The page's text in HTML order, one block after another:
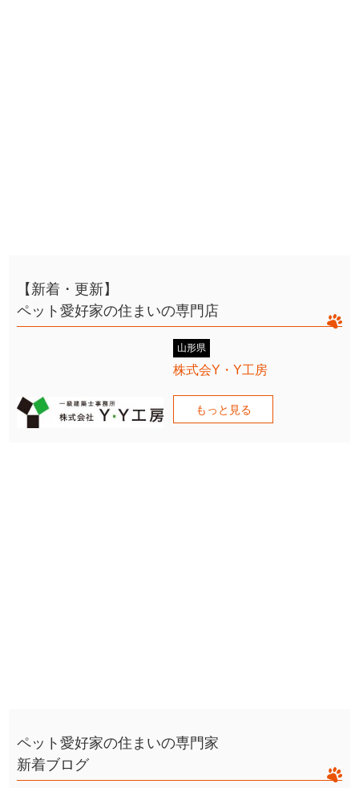
【新着・更新】
ペット愛好家の住まいの専門店
山形県
株式会Y・Y工房
もっと見る
ペット愛好家の住まいの専門家
新着ブログ